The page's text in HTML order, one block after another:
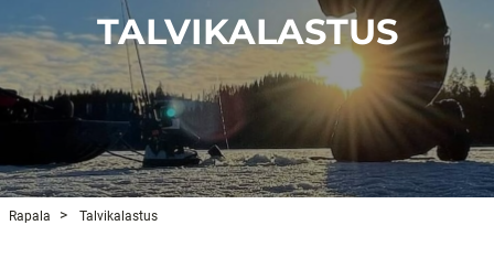
TALVIKALASTUS
Rapala Talvikalastus